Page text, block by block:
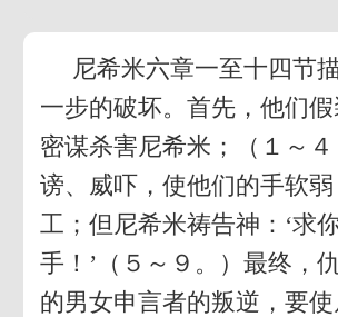
尼希米六章一至十四节
一步的破坏。首先，他们
密谋杀害尼希米；（１～
谤、威吓，使他们的手软
工；但尼希米祷告神：‘求
手！’（５～９。）最终，
的男女申言者的叛逆，要